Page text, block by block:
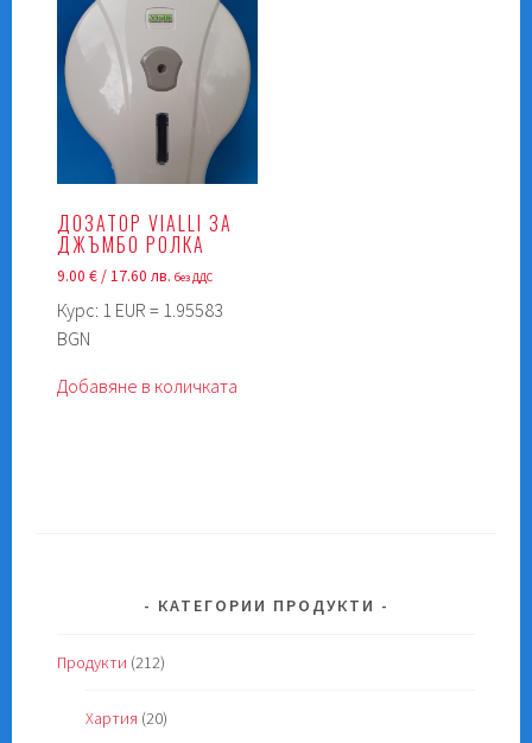
ДОЗАТОР VIALLI ЗА
ДЖЪМБО РОЛКА
9.00€/ 17.60 лв.без ДДС
Курс: 1 EUR = 1.95583
BGN
Добавяне в количката
КАТЕГОРИИ ПРОДУКТИ
Продукти (212)
Хартия (20)